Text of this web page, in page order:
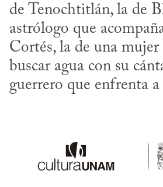
de Tenochtitlán, la de
astrólogo que
Cortés, la de una mujer
buscar agua con su
guerrero que enfrenta a